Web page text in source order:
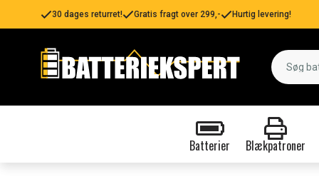
30 dages returret! Gratis fragt over 299,- Hurtig levering!
Batterier Blækpatroner